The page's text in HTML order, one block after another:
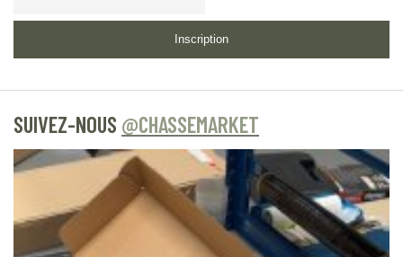
Inscription
SUIVEZ-NOUS @CHASSEMARKET